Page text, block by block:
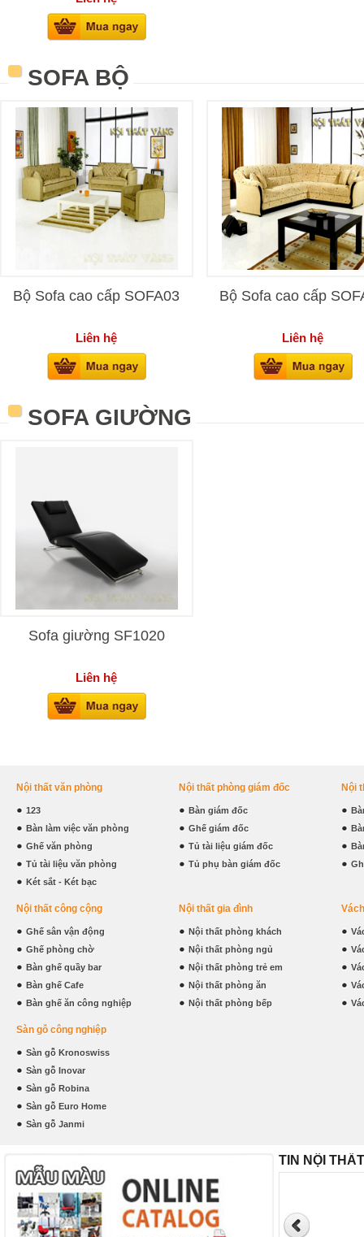
SOFA BỘ
Bộ Sofa cao cấp SOFA03
Liên hệ
Bộ Sofa cao cấp
Liên hệ
SOFA GIƯỜNG
Sofa giường SF1020
Liên hệ
Nội thất văn phòng
123
Bàn làm việc văn phòng
Ghế văn phòng
Tủ tài liệu văn phòng
Két sắt - Két bạc
Nội thất phòng giám đốc
Bàn giám đốc
Ghế giám đốc
Tủ tài liệu giám đốc
Tủ phụ bàn giám đốc
Nội
Nội thất công cộng
Ghế sân vận động
Ghế phòng chờ
Bàn ghế quầy bar
Bàn ghế Cafe
Bàn ghế ăn công nghiệp
Nội thất gia đình
Nội thất phòng khách
Nội thất phòng ngủ
Nội thất phòng trẻ em
Nội thất phòng ăn
Nội thất phòng bếp
Sàn gỗ công nghiệp
Sàn gỗ Kronoswiss
Sàn gỗ Inovar
Sàn gỗ Robina
Sàn gỗ Euro Home
Sàn gỗ Janmi
TIN NỘI